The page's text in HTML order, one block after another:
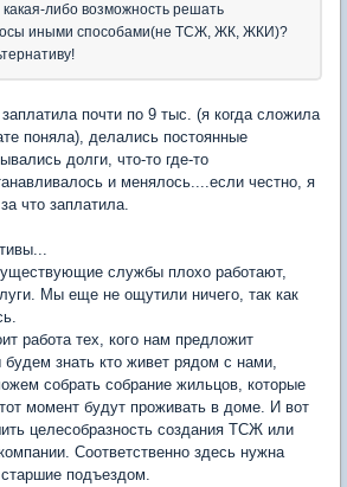
какая-либо возможность решать
иными способами(не ТСЖ, ЖК, ЖКИ)?
почти по 9 тыс. (я когда сложила
поняла), делались постоянные
долги, что-то где-то
и менялось....если честно, я
что заплатила.
службы плохо работают,
Мы еще не ощутили ничего, так как
работа тех, кого нам предложит
знать кто живет рядом с нами,
собрать собрание жильцов, которые
момент будут проживать в доме. И вот
целесобразность создания ТСЖ или
Соответственно здесь нужна
старшие подъездом.